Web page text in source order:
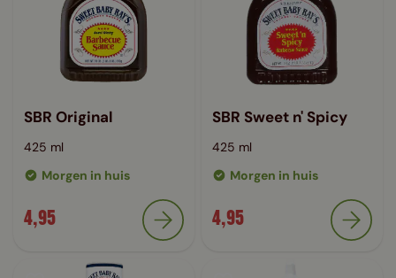
SBR Original
425 ml
Morgen in huis
4,95
SBR Sweet n' Spicy
425 ml
Morgen in huis
4,95